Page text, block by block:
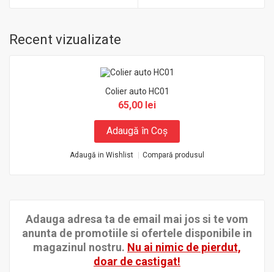
Recent vizualizate
Colier auto HC01
65,00 lei
Adaugă în Coş
Adaugă in Wishlist Compară produsul
Adauga adresa ta de email mai jos si te vom
anunta de promotiile si ofertele disponibile in
magazinul nostru. Nu ai nimic de pierdut,
doar de castigat!